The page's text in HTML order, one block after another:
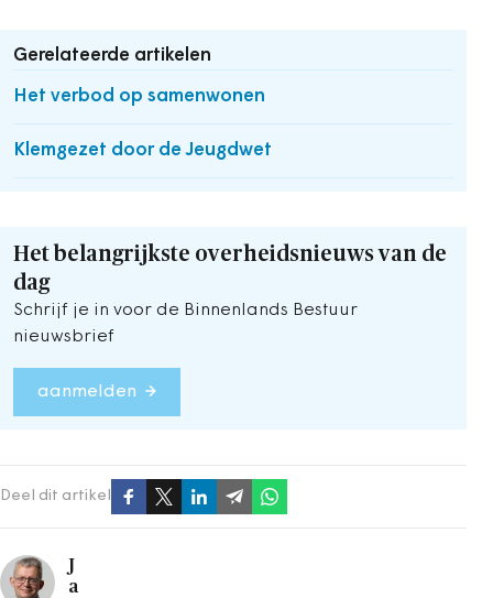
Gerelateerde artikelen
Het verbod op samenwonen
Klemgezet door de Jeugdwet
Het belangrijkste overheidsnieuws van de
dag
Schrijf je in voor de Binnenlands Bestuur
nieuwsbrief
aanmelden
Deel dit artikel
J
a